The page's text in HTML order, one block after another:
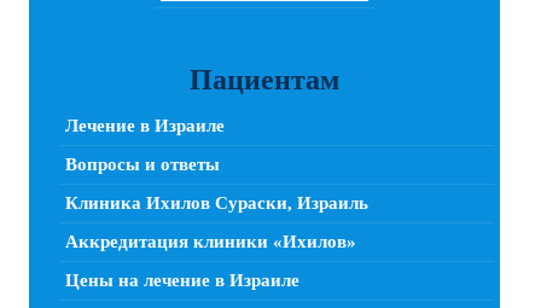
Пациентам
Лечение в Израиле
Вопросы и ответы
Клиника Ихилов Сураски, Израиль
Аккредитация клиники «Ихилов»
Цены на лечение в Израиле